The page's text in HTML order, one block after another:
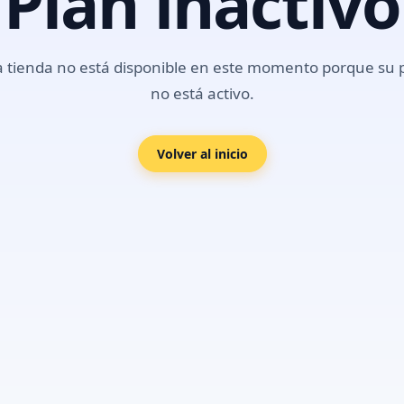
tienda no está disponible en este momento porque su
no está activo.
Volver al inicio